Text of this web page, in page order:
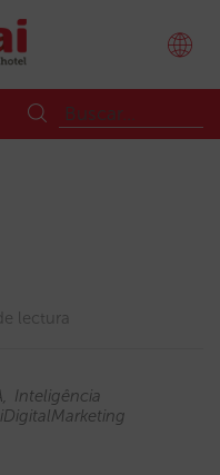
lectura
Inteligência